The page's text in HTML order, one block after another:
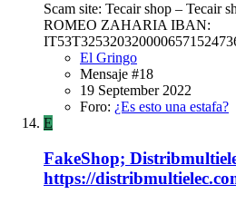
Scam site: Tecair shop – Tecair
ROMEO ZAHARIA IBAN:
El Gringo
Mensaje #18
19 September 2022
Foro: ¿Es esto una estafa?
E
FakeShop;
https://